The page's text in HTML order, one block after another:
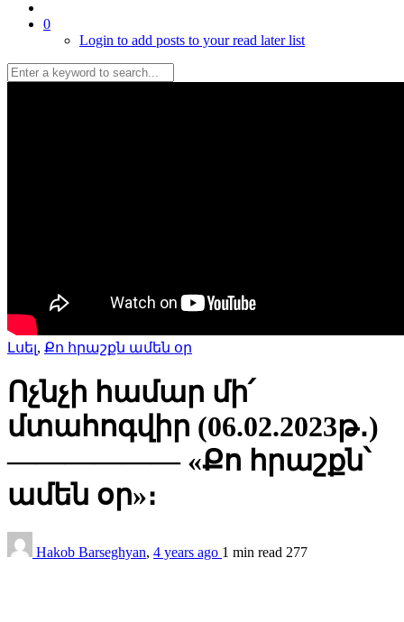
0
Login to add posts to your read later list
Լսել, Քո հրաշքն ամեն օր
Ոչնչի համար մի՛
մտահոգվիր (06.02.2023թ․)
—————— «Քո հրաշքն՝
ամեն օր»։
Hakob Barseghyan, 4 years ago 1 min read 277